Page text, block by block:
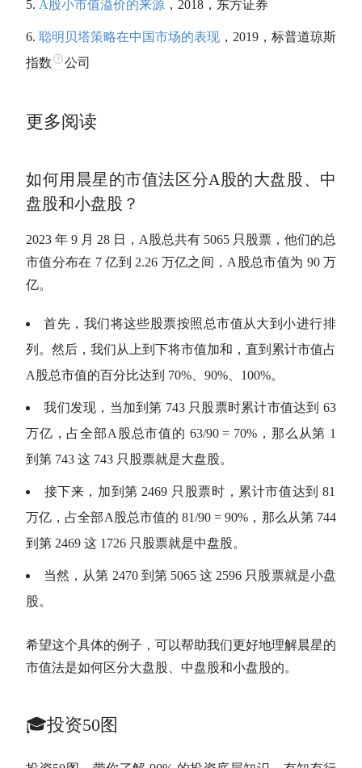
A股小市值溢价的来源 ，2018，东方证券
聪明贝塔策略在中国市场的表现 ，2019，标普道琼斯
指数
公司
更多阅读
如何用 晨星的市值法区分A股的大盘股、中
盘股和小盘股？
2023 年 9 月 28 日， A股总共有 5065 只股票，他们的总
市值分布在 7 亿到 2.26 万亿之间， A股总市值为 90 万
亿。
首先，我们将这些股票按照总市值从大到小进行排
列。然后，我们从上到下将市值加和，直到累计市值占
A股总市值的百分比达到 70%、90%、100%。
我们发现，当加到第 743 只股票时累计市值达到 63
万亿，占全部A股总市值的 63/90 = 70%，那么从第 1
到第 743 这 743 只股票就是大盘股。
接下来，加到第 2469 只股票时，累计市值达到 81
万亿，占全部A股总市值的 81/90 = 90%，那么从第 744
到第 2469 这 1726 只股票就是中盘股。
当然，从第 2470 到第 5065 这 2596 只股票就是小盘
股。
希望这个具体的例子，可以帮助我们更好地理解晨星的
市值法是如何区分大盘股 、中盘股和小盘股的。
🎓投资50图